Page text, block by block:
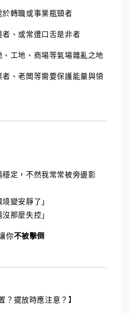
轉職或事業瓶頸者
、或常遭口舌是非者
工地、商場等氣場雜亂之地
、老闆等需要保護能量與領
穩定，不然我常常被旁邊影
變安靜了」
那麼失控」
你不被擊倒
擺放時應注意？】